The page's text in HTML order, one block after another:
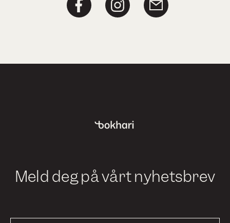
Meld deg på vårt nyhetsbrev